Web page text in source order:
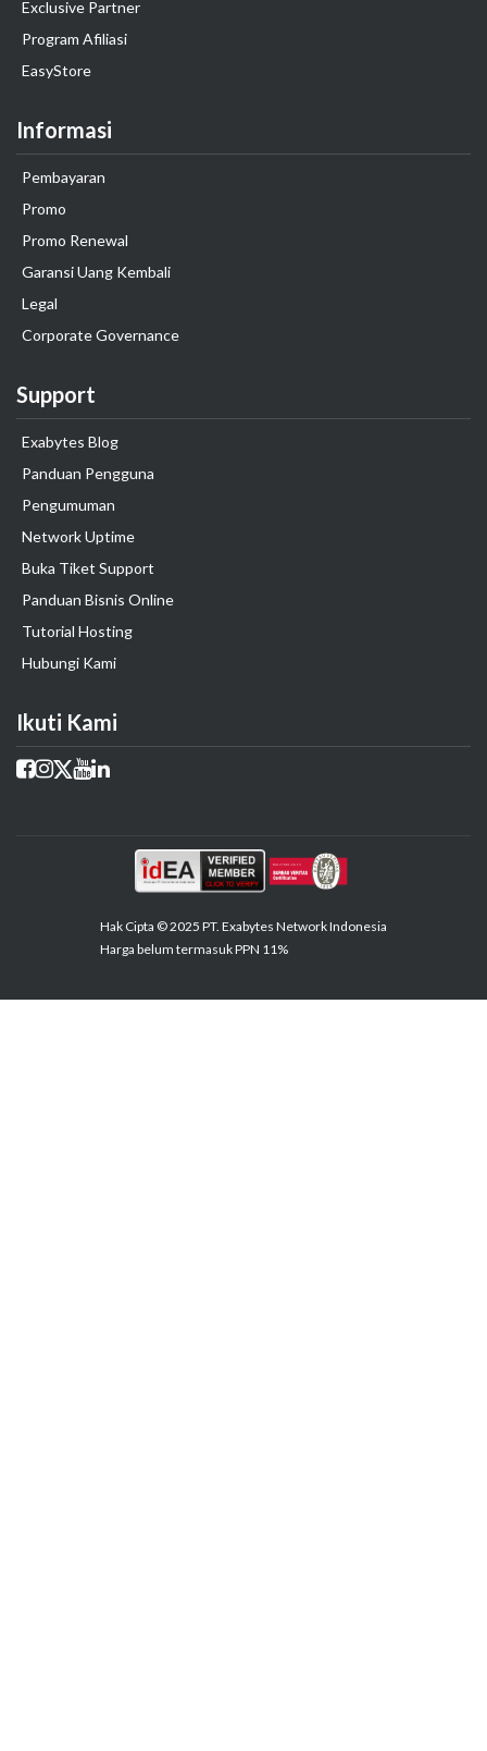
Exclusive Partner
Program Afiliasi
EasyStore
Informasi
Pembayaran
Promo
Promo Renewal
Garansi Uang Kembali
Legal
Corporate Governance
Support
Exabytes Blog
Panduan Pengguna
Pengumuman
Network Uptime
Buka Tiket Support
Panduan Bisnis Online
Tutorial Hosting
Hubungi Kami
Ikuti Kami
Hak Cipta © 2025 PT. Exabytes Network Indonesia
Harga belum termasuk PPN 11%